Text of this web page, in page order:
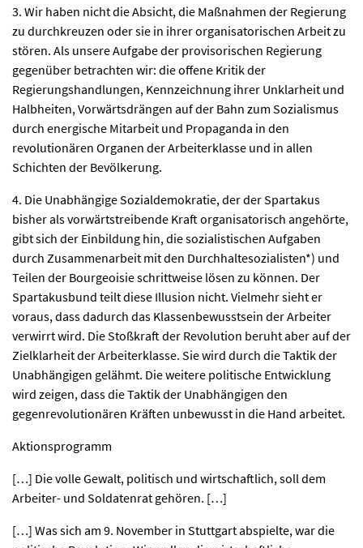
3. Wir haben nicht die Absicht, die Maßnahmen der Regierung
zu durchkreuzen oder sie in ihrer organisatorischen Arbeit zu
stören. Als unsere Aufgabe der provisorischen Regierung
gegenüber betrachten wir: die offene Kritik der
Regierungshandlungen, Kennzeichnung ihrer Unklarheit und
Halbheiten, Vorwärtsdrängen auf der Bahn zum Sozialismus
durch energische Mitarbeit und Propaganda in den
revolutionären Organen der Arbeiterklasse und in allen
Schichten der Bevölkerung.
4. Die Unabhängige Sozialdemokratie, der der Spartakus
bisher als vorwärtstreibende Kraft organisatorisch angehörte,
gibt sich der Einbildung hin, die sozialistischen Aufgaben
durch Zusammenarbeit mit den Durchhaltesozialisten*) und
Teilen der Bourgeoisie schrittweise lösen zu können. Der
Spartakusbund teilt diese Illusion nicht. Vielmehr sieht er
voraus, dass dadurch das Klassenbewusstsein der Arbeiter
verwirrt wird. Die Stoßkraft der Revolution beruht aber auf der
Zielklarheit der Arbeiterklasse. Sie wird durch die Taktik der
Unabhängigen gelähmt. Die weitere politische Entwicklung
wird zeigen, dass die Taktik der Unabhängigen den
gegenrevolutionären Kräften unbewusst in die Hand arbeitet.
Aktionsprogramm
[…] Die volle Gewalt, politisch und wirtschaftlich, soll dem
Arbeiter- und Soldatenrat gehören. […]
[…] Was sich am 9. November in Stuttgart abspielte, war die